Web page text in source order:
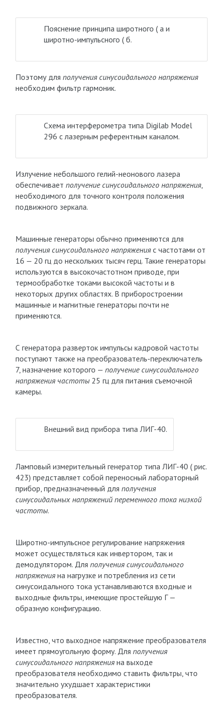
Пояснение принципа широтного ( а и
широтно-импульсного ( б.
Поэтому для получения синусоидального напряжения
необходим фильтр гармоник.
Схема интерферометра типа Digilab Model
296 с лазерным референтным каналом.
Излучение небольшого гелий-неонового лазера
обеспечивает получение синусоидального напряжения,
необходимого для точного контроля положения
подвижного зеркала.
Машинные генераторы обычно применяются для
получения синусоидального напряженияс частотами от
16 — 20 гц до нескольких тысяч герц. Такие генераторы
используются в высокочастотном приводе, при
термообработке токами высокой частоты и в
некоторых других областях. В приборостроении
машинные и магнитные генераторы почти не
применяются.
С генератора разверток импульсы кадровой частоты
поступают также на преобразователь-переключатель
7, назначение которого — получение синусоидального
напряжения частоты25 гц для питания съемочной
камеры.
Внешний вид прибора типа ЛИГ-40.
Ламповый измерительный генератор типа ЛИГ-40 ( рис.
423) представляет собой переносный лабораторный
прибор, предназначенный для получения
синусоидальных напряжений переменного тока низкой
частоты.
Широтно-импульсное регулирование напряжения
может осуществляться как инвертором, так и
демодулятором. Для получения синусоидального
напряженияна нагрузке и потребления из сети
синусоидального тока устанавливаются входные и
выходные фильтры, имеющие простейшую Г —
образную конфигурацию.
Известно, что выходное напряжение преобразователя
имеет прямоугольную форму. Для получения
синусоидального напряженияна выходе
преобразователя необходимо ставить фильтры, что
значительно ухудшает характеристики
преобразователя.